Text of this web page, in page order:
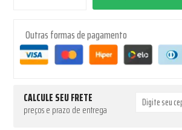
Outras formas de pagamento
CALCULE SEU FRETE
preços e prazo de entrega